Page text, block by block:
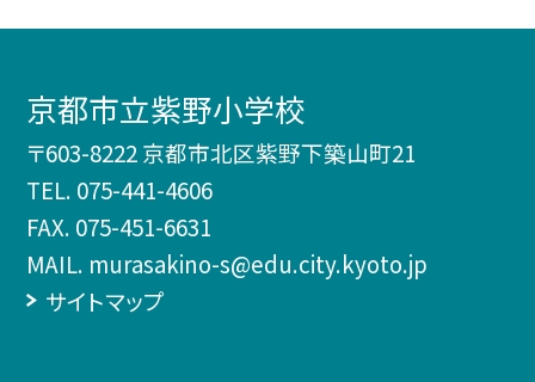
京都市立紫野小学校
〒603-8222 京都市北区紫野下築山町21
TEL. 075-441-4606
FAX. 075-451-6631
MAIL. murasakino-s@edu.city.kyoto.jp
サイトマップ